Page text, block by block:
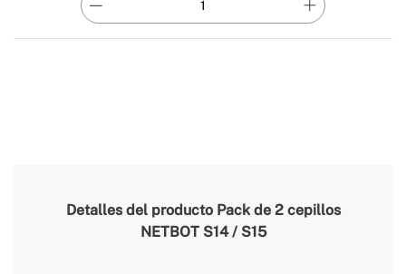
Detalles del producto Pack de 2 cepillos
NETBOT S14 / S15